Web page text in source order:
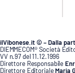
ilVibonese.it © – Dalla
DIEMMECOM® Società
VV n.97 del 11.12.1996
Direttore Responsabile
Direttore Editoriale Maria